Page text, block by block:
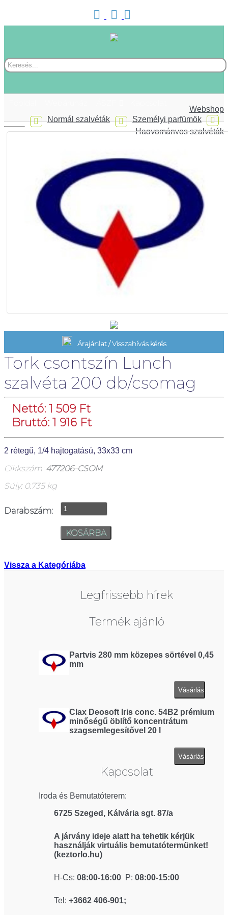
Webshop
Személyi parfümök
Normál szalvéták
Hagyományos szalvéták
Árajánlat / Visszahívás kérés
Tork csontszín Lunch
szalvéta 200 db/csomag
Nettó: 1 509 Ft
Bruttó: 1 916 Ft
2 rétegű, 1/4 hajtogatású, 33x33 cm
Cikkszám: 477206-CSOM
Súly: 0.735 kg
Darabszám:
Vissza a Kategóriába
Legfrissebb hírek
Termék ajánló
Partvis 280 mm közepes sörtével 0,45
mm
Vásárlás
Clax Deosoft Iris conc. 54B2 prémium
minőségű öblítő koncentrátum
szagsemlegesítővel 20 l
Vásárlás
Kapcsolat
Iroda és Bemutatóterem:
6725 Szeged, Kálvária sgt. 87/a
A járvány ideje alatt ha tehetik kérjük
használják virtuális bemutatótermünket!
(keztorlo.hu)
H-Cs: 08:00-16:00 P: 08:00-15:00
Tel: +3662 406-901;